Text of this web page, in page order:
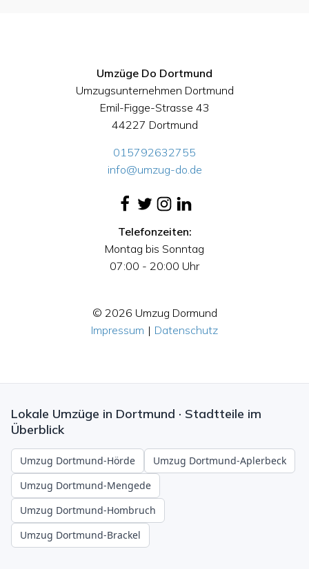
Umzüge Do Dortmund
Umzugsunternehmen Dortmund
Emil-Figge-Strasse 43
44227 Dortmund
015792632755
info@umzug-do.de
Telefonzeiten:
Montag bis Sonntag
07:00 - 20:00 Uhr
© 2026 Umzug Dormund
Impressum | Datenschutz
Lokale Umzüge in Dortmund · Stadtteile im
Überblick
Umzug Dortmund-Hörde
Umzug Dortmund-Aplerbeck
Umzug Dortmund-Mengede
Umzug Dortmund-Hombruch
Umzug Dortmund-Brackel